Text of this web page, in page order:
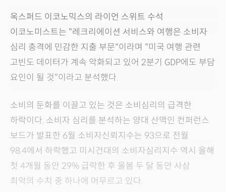
옥스퍼드 이코노믹스의 라이언 스위트 수석
이코노미스트는 "레크리에이션 서비스와 여행은 소비자
심리 충격에 민감한 지출 부문"이라며 "미국 여행 관련
고빈도 데이터가 계속 악화되고 있어 2분기 GDP에도 부담
요인이 될 것"이라고 분석했다.
소비의 둔화를 이끌고 있는 것은 소비심리의 급격한
하락이다. 소비자 심리를 분석하는 양대 산맥인 컨퍼런스
보드가 발표한 6월 소비자신뢰지수는 93으로 전월
98.4에서 하락했고 미시건대의 소비자심리지수 역시 올해
첫 4개월 동안 29% 급락한 후 올봄 두 달 동안 사상
최악의 수치 중 하나에 머무르고 있다.